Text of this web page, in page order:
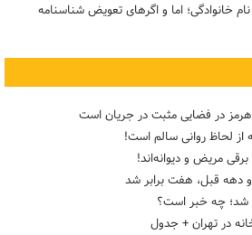
خانوادگی؛ اما و اگرهای تعویض شناسنامه
هرمز در فضایی مثبت در جریان است
لحاظ روانی سالم است!
مریض و دیوانه‌اند!
قبل، هفت برابر شد
شد؛ چه خبر است؟
در تهران + جدول